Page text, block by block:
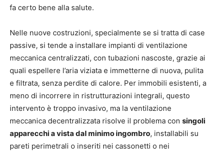
fa certo bene alla salute.
Nelle nuove costruzioni, specialmente se si tratta di case
passive, si tende a installare impianti di ventilazione
meccanica centralizzati, con tubazioni nascoste, grazie ai
quali espellere l’aria viziata e immetterne di nuova, pulita
e filtrata, senza perdite di calore. Per immobili esistenti, a
meno di incorrere in ristrutturazioni integrali, questo
intervento è troppo invasivo, ma la ventilazione
meccanica decentralizzata risolve il problema con singoli
apparecchi a vista dal minimo ingombro, installabili su
pareti perimetrali o inseriti nei cassonetti o nei